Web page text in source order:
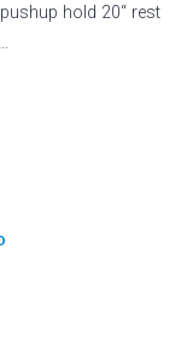
hold 20“ rest